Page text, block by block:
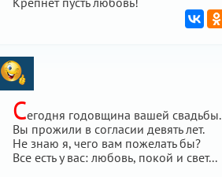
Сегодня годовщина вашей свадьбы.
Вы прожили в согласии девять лет.
Не знаю я, чего вам пожелать бы?
Все есть у вас: любовь, покой и свет...